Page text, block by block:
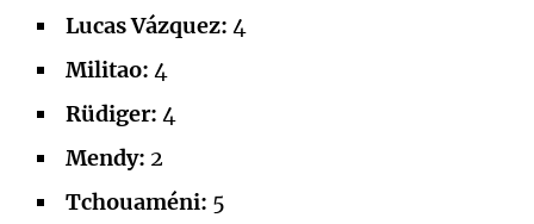
Lucas Vázquez: 4
Militao: 4
Rüdiger: 4
Mendy: 2
Tchouaméni: 5